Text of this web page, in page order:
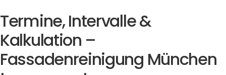
Termine, Intervalle &
Kalkulation –
Fassadenreinigung München